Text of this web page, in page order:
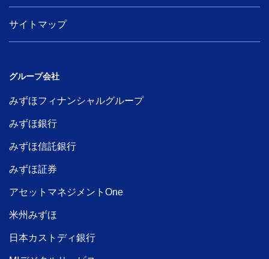
サイトマップ
グループ会社
みずほフィナンシャルグループ
みずほ銀行
みずほ信託銀行
みずほ証券
アセットマネジメントOne
米州みずほ
日本カストディ銀行